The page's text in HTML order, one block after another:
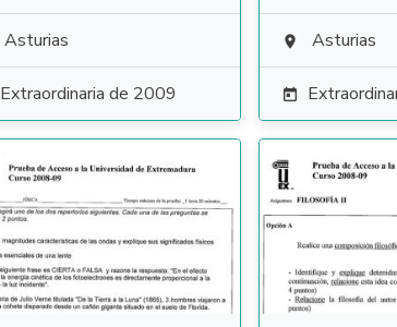
Asturias
Extraordinaria de 2009
 Asturias
